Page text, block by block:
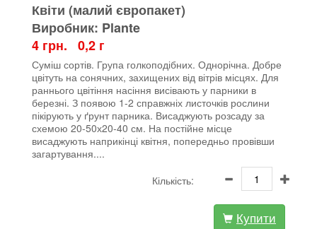
Квіти (малий європакет)
Виробник: Plante
4 грн. 0,2 г
Суміш сортів. Група голкоподібних. Однорічна. Добре
цвітуть на сонячних, захищених від вітрів місцях. Для
раннього цвітіння насіння висівають у парники в
березні. З появою 1-2 справжніх листочків рослини
пікірують у ґрунт парника. Висаджують розсаду за
схемою 20-50х20-40 см. На постійне місце
висаджують наприкінці квітня, попередньо провівши
загартування....
Кількість:
Купити